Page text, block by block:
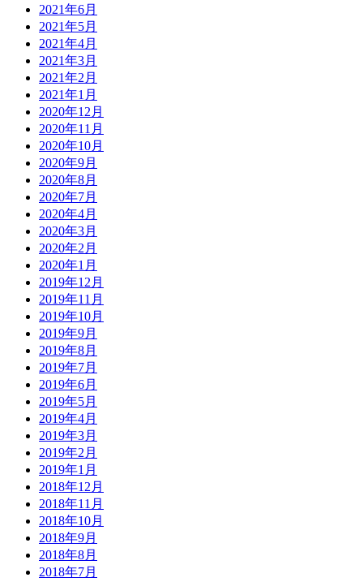
2021年6月
2021年5月
2021年4月
2021年3月
2021年2月
2021年1月
2020年12月
2020年11月
2020年10月
2020年9月
2020年8月
2020年7月
2020年4月
2020年3月
2020年2月
2020年1月
2019年12月
2019年11月
2019年10月
2019年9月
2019年8月
2019年7月
2019年6月
2019年5月
2019年4月
2019年3月
2019年2月
2019年1月
2018年12月
2018年11月
2018年10月
2018年9月
2018年8月
2018年7月